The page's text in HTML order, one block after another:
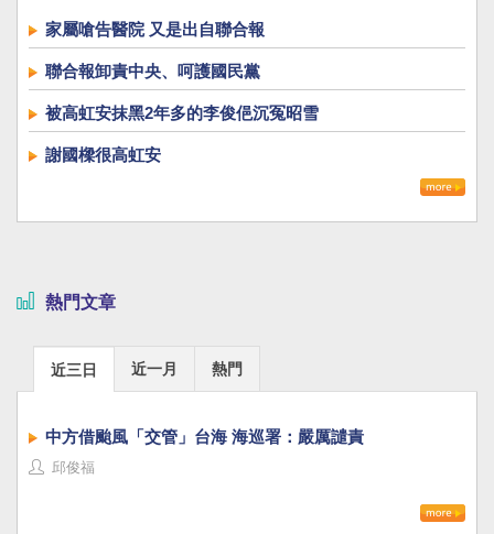
家屬嗆告醫院 又是出自聯合報
聯合報卸責中央、呵護國民黨
被高虹安抹黑2年多的李俊俋沉冤昭雪
謝國樑很高虹安
熱門文章
近三日 近一月 熱門
中方借颱風「交管」台海 海巡署：嚴厲譴責
邱俊福